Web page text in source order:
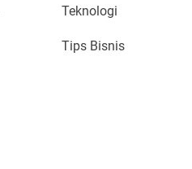
Teknologi
Tips Bisnis